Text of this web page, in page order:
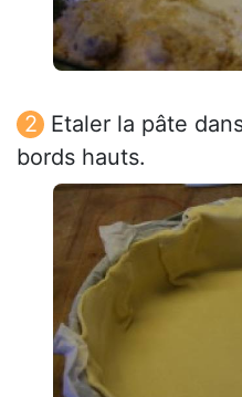
Etaler la pâte
bords hauts.